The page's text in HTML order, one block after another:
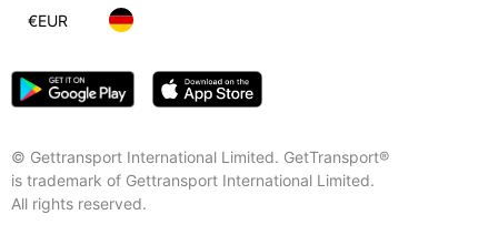
© Gettransport International Limited. GetTransport®
is trademark of Gettransport International Limited.
All rights reserved.
€EUR